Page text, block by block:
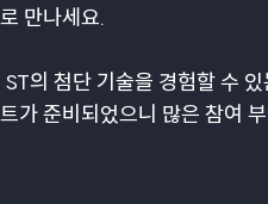
만나세요.
의 첨단 기술을 경험할 수
가 준비되었으니 많은 참여